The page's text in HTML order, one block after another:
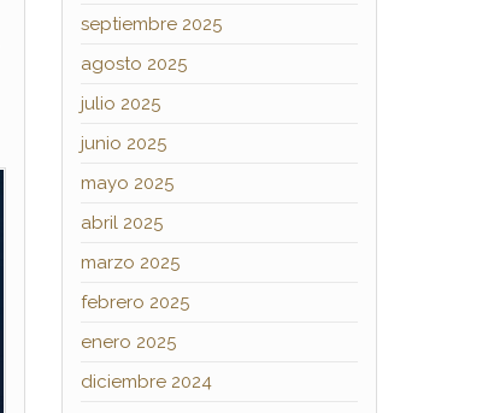
septiembre 2025
agosto 2025
julio 2025
junio 2025
mayo 2025
abril 2025
marzo 2025
febrero 2025
enero 2025
diciembre 2024